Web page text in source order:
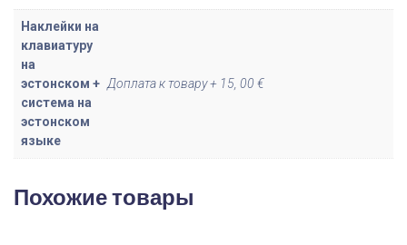
t
p
Наклейки на
клавиатуру
на
эстонском +
система на
эстонском
языке
Доплата к товару + 15, 00 €
Похожие товары